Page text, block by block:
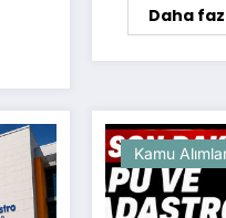
Daha
Kamu